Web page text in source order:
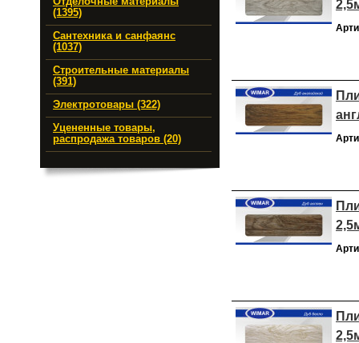
(1395)
Сантехника и санфаянс
(1037)
Строительные материалы
(391)
Электротовары (322)
Уцененные товары,
распродажа товаров (20)